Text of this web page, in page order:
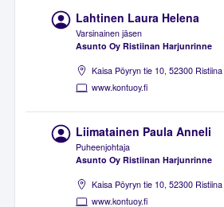
Lahtinen Laura Helena
Varsinainen jäsen
Asunto Oy Ristiinan Harjunrinne
Kaisa Pöyryn tie 10, 52300 Ristiina
www.kontuoy.fi
Liimatainen Paula Anneli
Puheenjohtaja
Asunto Oy Ristiinan Harjunrinne
Kaisa Pöyryn tie 10, 52300 Ristiina
www.kontuoy.fi